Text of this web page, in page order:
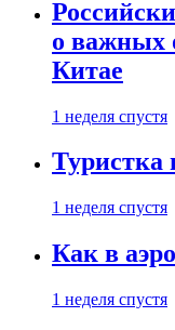
о важных
Китае
1 неделя спустя
Туристка
1 неделя спустя
Как в
1 неделя спустя